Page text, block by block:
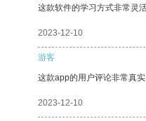
这款软件的学习方式非常灵
2023-12-10
游客
这款app的用户评论非常真
2023-12-10